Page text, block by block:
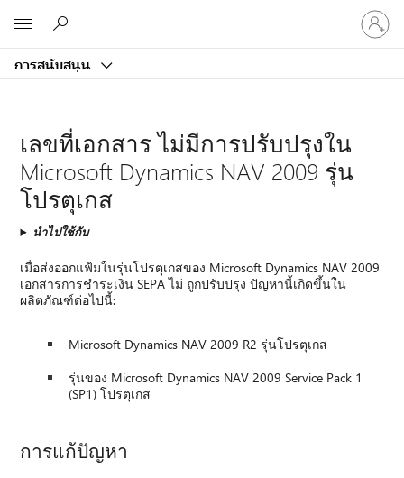
การสนับสนุน
ลงชื่อ
เข้า
บัญชี
เลขที่เอกสาร ไม่มีการปรับปรุงใน
Microsoft Dynamics NAV 2009 รุ่น
โปรตุเกส
นำไปใช้กับ
เมื่อส่งออกแฟ้มในรุ่นโปรตุเกสของ Microsoft Dynamics NAV 2009
เอกสารการชำระเงิน SEPA ไม่ ถูกปรับปรุง ปัญหานี้เกิดขึ้นใน
ผลิตภัณฑ์ต่อไปนี้:
Microsoft Dynamics NAV 2009 R2 รุ่นโปรตุเกส
รุ่นของ Microsoft Dynamics NAV 2009 Service Pack 1
(SP1) โปรตุเกส
การแก้ปัญหา